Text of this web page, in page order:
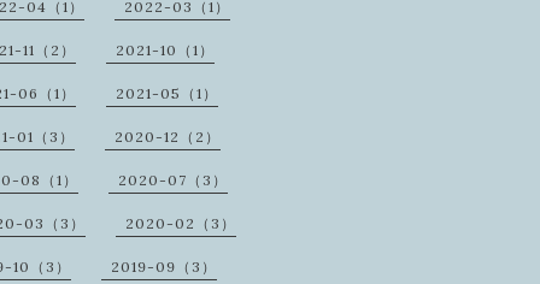
04（1） 2022-03（1）
11（2） 2021-10（1）
06（1） 2021-05（1）
01（3） 2020-12（2）
08（1） 2020-07（3）
03（3） 2020-02（3）
10（3） 2019-09（3）